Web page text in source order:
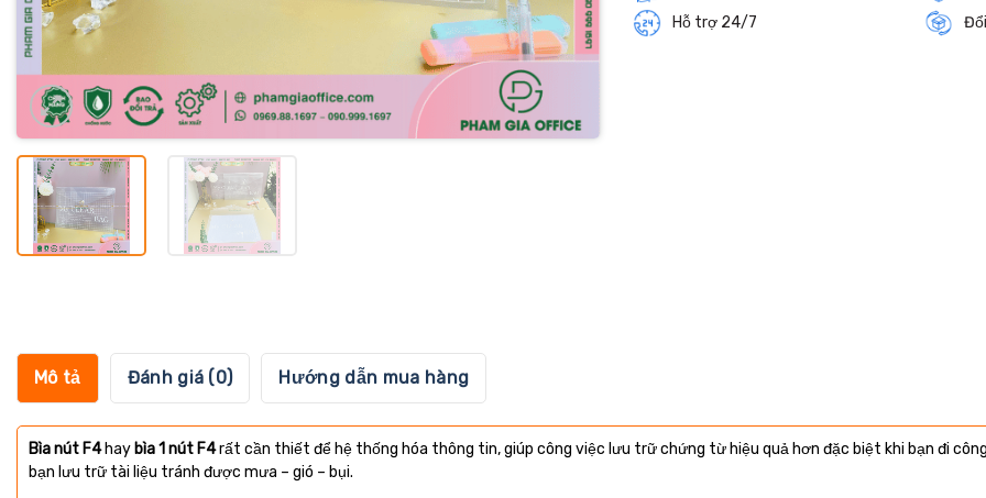
Hỗ trợ 24/7
Mô tả Đánh giá (0) Hướng dẫn mua hàng
Bìa nút F4hay bìa 1 nút F4rất cần thiết để hệ thống hóa thông tin, giúp công việc lưu trữ chứng từ hiệu quả hơn đặc biệt khi bạn đi
bạn lưu trữ tài liệu tránh được mưa – gió – bụi.